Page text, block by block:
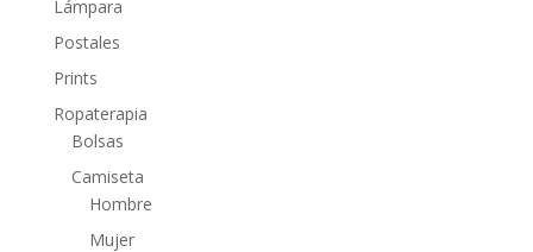
Lámpara
Postales
Prints
Ropaterapia
Bolsas
Camiseta
Hombre
Mujer